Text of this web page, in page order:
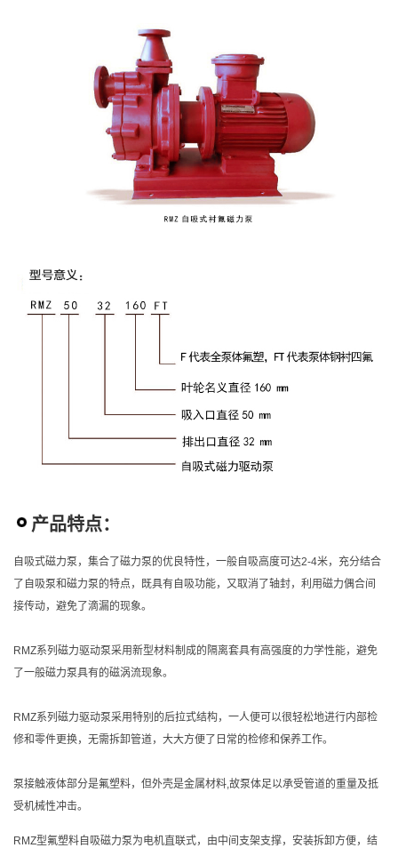
产品特点：
自吸式磁力泵，集合了磁力泵的优良特性，一般自吸高度可达2-4米，充分结合
了自吸泵和磁力泵的特点，既具有自吸功能，又取消了轴封，利用磁力偶合间
接传动，避免了滴漏的现象。
RMZ系列磁力驱动泵采用新型材料制成的隔离套具有高强度的力学性能，避免
了一般磁力泵具有的磁涡流现象。
RMZ系列磁力驱动泵采用特别的后拉式结构，一人便可以很轻松地进行内部检
修和零件更换，无需拆卸管道，大大方便了日常的检修和保养工作。
泵接触液体部分是氟塑料，但外壳是金属材料,故泵体足以承受管道的重量及抵
受机械性冲击。
RMZ型氟塑料自吸磁力泵为电机直联式，由中间支架支撑，安装拆卸方便，结